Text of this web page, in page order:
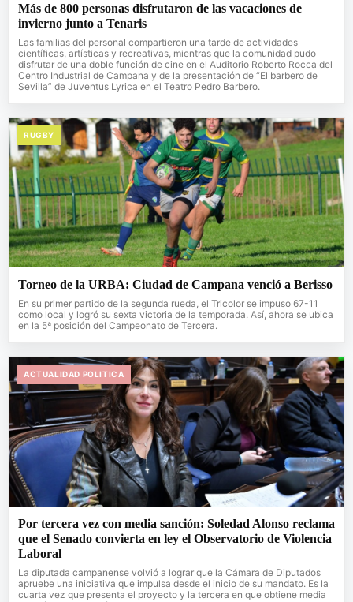
Más de 800 personas disfrutaron de las vacaciones de
invierno junto a Tenaris
Las familias del personal compartieron una tarde de actividades
científicas, artísticas y recreativas, mientras que la comunidad pudo
disfrutar de una doble función de cine en el Auditorio Roberto Rocca del
Centro Industrial de Campana y de la presentación de “El barbero de
Sevilla” de Juventus Lyrica en el Teatro Pedro Barbero.
RUGBY
Torneo de la URBA: Ciudad de Campana venció a Berisso
En su primer partido de la segunda rueda, el Tricolor se impuso 67-11
como local y logró su sexta victoria de la temporada. Así, ahora se ubica
en la 5ª posición del Campeonato de Tercera.
ACTUALIDAD POLITICA
Por tercera vez con media sanción: Soledad Alonso reclama
que el Senado convierta en ley el Observatorio de Violencia
Laboral
La diputada campanense volvió a lograr que la Cámara de Diputados
apruebe una iniciativa que impulsa desde el inicio de su mandato. Es la
cuarta vez que presenta el proyecto y la tercera en que obtiene media